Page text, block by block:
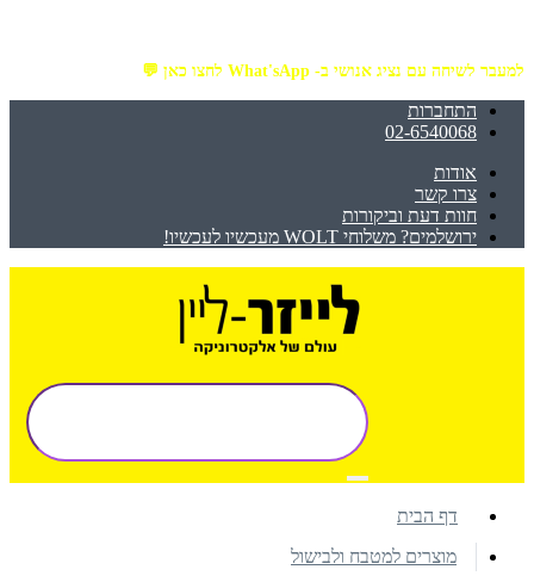
למעבר לשיחה עם נציג אנושי ב- What'sApp לחצו כאן 💬
התחברות
02-6540068
אודות
צרו קשר
חוות דעת וביקורות
ירושלמים? משלוחי WOLT מעכשיו לעכשיו!
דף הבית
מוצרים למטבח ולבישול